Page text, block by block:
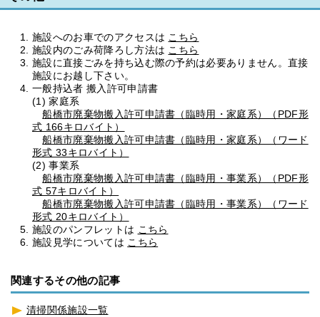
施設へのお車でのアクセスは こちら
施設内のごみ荷降ろし方法は こちら
施設に直接ごみを持ち込む際の予約は必要ありません。直接
施設にお越し下さい。
一般持込者 搬入許可申請書
(1) 家庭系
船橋市廃棄物搬入許可申請書（臨時用・家庭系）（PDF形
式 166キロバイト）
船橋市廃棄物搬入許可申請書（臨時用・家庭系）（ワード
形式 33キロバイト）
(2) 事業系
船橋市廃棄物搬入許可申請書（臨時用・事業系）（PDF形
式 57キロバイト）
船橋市廃棄物搬入許可申請書（臨時用・事業系）（ワード
形式 20キロバイト）
施設のパンフレットは こちら
施設見学については こちら
関連するその他の記事
清掃関係施設一覧